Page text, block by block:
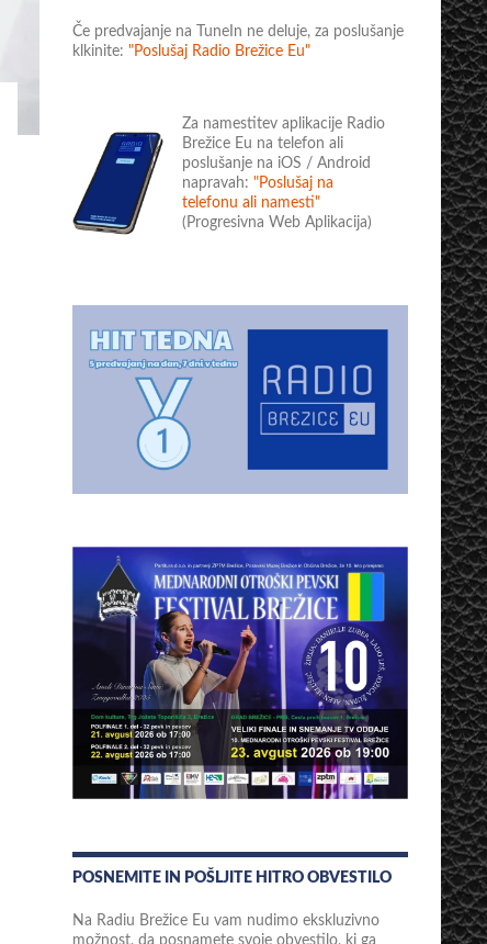
Če predvajanje na TuneIn ne deluje, za poslušanje
klkinite: "Poslušaj Radio Brežice Eu"
Za namestitev aplikacije Radio
Brežice Eu na telefon ali
poslušanje na iOS / Android
napravah: "Poslušaj na
telefonu ali namesti"
(Progresivna Web Aplikacija)
POSNEMITE IN POŠLJITE HITRO OBVESTILO
Na Radiu Brežice Eu vam nudimo ekskluzivno
možnost, da posnamete svoje obvestilo, ki ga